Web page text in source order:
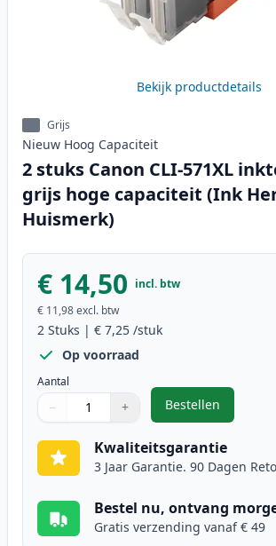
Bekijk productdetails
Grijs
Nieuw Hoog Capaciteit
2 stuks Canon CLI-571XL
grijs hoge capaciteit (Ink
Huismerk)
€ 14,50 incl. btw
€ 11,98excl. btw
2 Stuks | € 7,25 /stuk
Op voorraad
Aantal
Gebruik de knoppen om aan te passen
− +
1
Bestellen
,2 stuks
Kwaliteitsgarantie
3 Jaar Garantie. 90 Dagen
Bestel nu, ontvang
Gratis verzending vanaf € 49